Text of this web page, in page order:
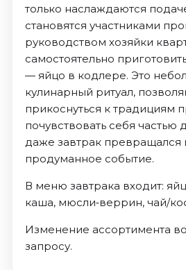
только наслаждаются
становятся участниками
руководством хозяйки
самостоятельно
— яйцо в кодлере. Это
кулинарный ритуал,
прикоснуться к традициям
почувствовать себя частью
даже завтрак превращался
продуманное событие.
В меню завтрака входит:
каша, мюсли‑веррин, чай/
Изменение ассортимента
запросу.